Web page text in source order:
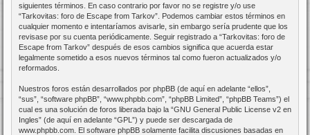
siguientes términos. En caso contrario por favor no se registre y/o use
“Tarkovitas: foro de Escape from Tarkov”. Podemos cambiar estos términos en
cualquier momento e intentaríamos avisarle, sin embargo sería prudente que los
revisase por su cuenta periódicamente. Seguir registrado a “Tarkovitas: foro de
Escape from Tarkov” después de esos cambios significa que acuerda estar
legalmente sometido a esos nuevos términos tal como fueron actualizados y/o
reformados.
Nuestros foros están desarrollados por phpBB (de aquí en adelante “ellos”,
“sus”, “software phpBB”, “www.phpbb.com”, “phpBB Limited”, “phpBB Teams”) el
cual es una solución de foros liberada bajo la “GNU General Public License v2 en
Ingles” (de aquí en adelante “GPL”) y puede ser descargada de
www.phpbb.com . El software phpBB solamente facilita discusiones basadas en